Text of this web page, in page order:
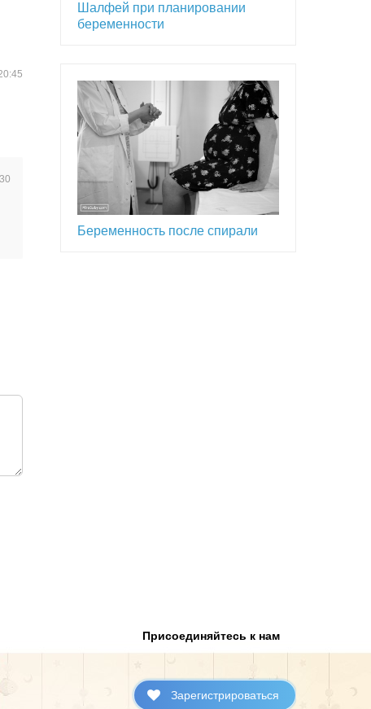
Шалфей при планировании
беременности
Беременность после спирали
Присоединяйтесь к нам
Зарегистрироваться